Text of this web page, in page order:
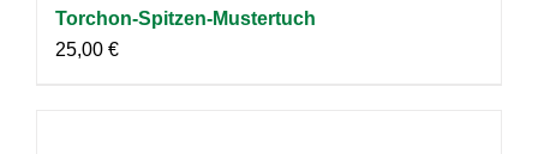
Torchon-Spitzen-Mustertuch
25,00 €